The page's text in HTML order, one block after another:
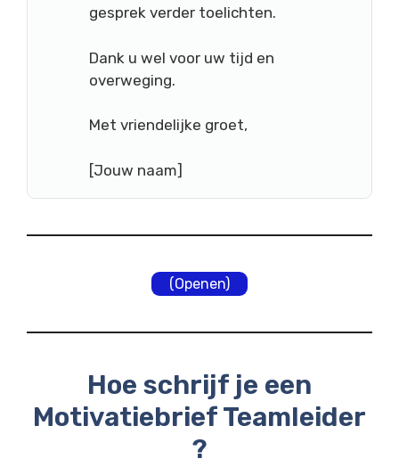
gesprek verder toelichten.
Dank u wel voor uw tijd en
overweging.
Met vriendelijke groet,
[Jouw naam]
(Openen)
Hoe schrijf je een
Motivatiebrief Teamleider
?